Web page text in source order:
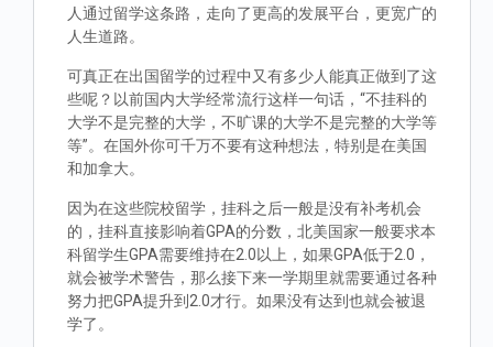
人通过留学这条路，走向了更高的发展平台，更宽广的
人生道路。
可真正在出国留学的过程中又有多少人能真正做到了这
些呢？以前国内大学经常流行这样一句话，“不挂科的
大学不是完整的大学，不旷课的大学不是完整的大学等
等”。在国外你可千万不要有这种想法，特别是在美国
和加拿大。
因为在这些院校留学，挂科之后一般是没有补考机会
的，挂科直接影响着GPA的分数，北美国家一般要求本
科留学生GPA需要维持在2.0以上，如果GPA低于2.0，
就会被学术警告，那么接下来一学期里就需要通过各种
努力把GPA提升到2.0才行。如果没有达到也就会被退
学了。